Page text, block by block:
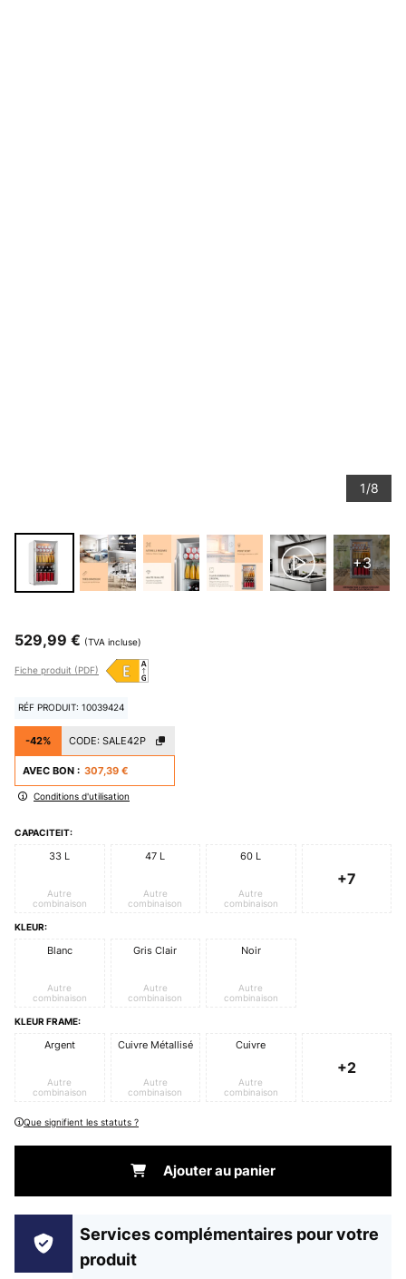
1/8
+3
529,99 € (TVA incluse)
Fiche produit (PDF)
RÉF PRODUIT: 10039424
-42% CODE: SALE42P
AVEC BON : 307,39 €
Conditions d'utilisation
CAPACITEIT:
33 L
Autre
combinaison
47 L
Autre
combinaison
60 L
Autre
combinaison
+7
KLEUR:
Blanc
Autre
combinaison
Gris Clair
Autre
combinaison
Noir
Autre
combinaison
KLEUR FRAME:
Argent
Autre
combinaison
Cuivre Métallisé
Autre
combinaison
Cuivre
Autre
combinaison
+2
Que signifient les statuts ?
Ajouter au panier
Services complémentaires pour votre
produit